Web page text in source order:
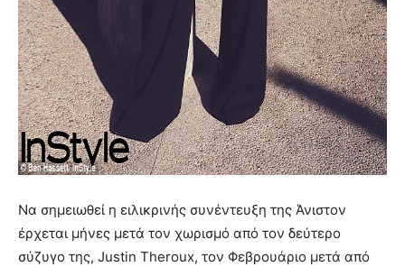
Να σημειωθεί η ειλικρινής συνέντευξη της Άνιστον
έρχεται μήνες μετά τον χωρισμό από τον δεύτερο
σύζυγο της, Justin Theroux, τον Φεβρουάριο μετά από